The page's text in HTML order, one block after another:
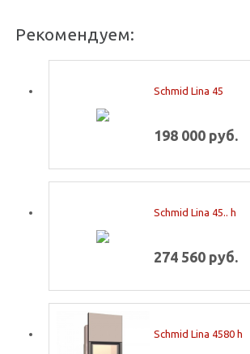
Рекомендуем:
Schmid Lina 45
198 000 руб.
Schmid Lina 45.. h
274 560 руб.
Schmid Lina 4580 h